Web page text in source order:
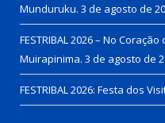
Munduruku. 3 de agosto de
FESTRIBAL 2026 – No
Muirapinima. 3 de agosto de
FESTRIBAL 2026: Festa dos